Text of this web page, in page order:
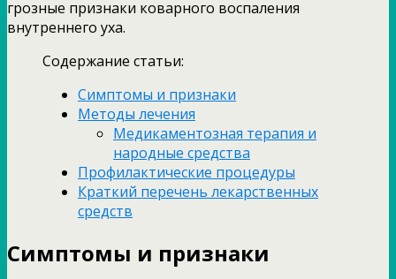
грозные признаки коварного воспаления
внутреннего уха.
Содержание статьи:
Симптомы и признаки
Методы лечения
Медикаментозная терапия и
народные средства
Профилактические процедуры
Краткий перечень лекарственных
средств
Симптомы и признаки